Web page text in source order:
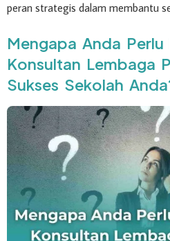
peran strategis dalam membantu
Mengapa Anda
Konsultan Lembaga
Sukses Sekolah